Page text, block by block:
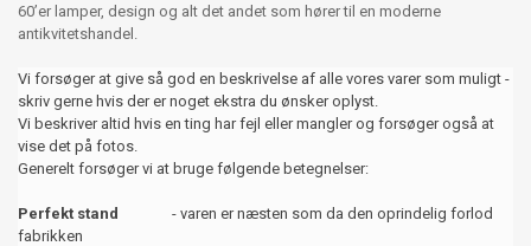
60’er lamper, design og alt det andet som hører til en moderne
antikvitetshandel.
Vi forsøger at give så god en beskrivelse af alle vores varer som muligt -
skriv gerne hvis der er noget ekstra du ønsker oplyst.
Vi beskriver altid hvis en ting har fejl eller mangler og forsøger også at
vise det på fotos.
Generelt forsøger vi at bruge følgende betegnelser:
Perfekt stand - varen er næsten som da den oprindelig forlod
fabrikken